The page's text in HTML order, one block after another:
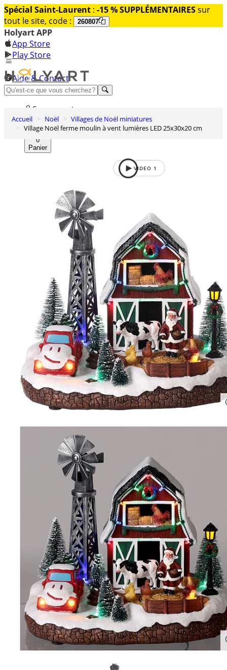
Spécial Saint-Laurent : -15 % SUPPLÉMENTAIRESsur
tout le site, code :
260807
Holyart APP
App Store
Play Store
Aide & Contact
Découvrez Premium
Se connecter
Liste des envies
0
Panier
Accueil Noël
Villages de Noël miniatures
Village Noël ferme moulin à vent lumières LED 25x30x20 cm
VIDEO 1